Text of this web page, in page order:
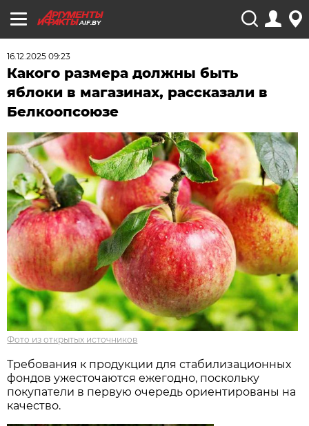
AIF.BY
16.12.2025 09:23
Какого размера должны быть
яблоки в магазинах, рассказали в
Белкоопсоюзе
Фото из открытых источников
Требования к продукции для стабилизационных
фондов ужесточаются ежегодно, поскольку
покупатели в первую очередь ориентированы на
качество.